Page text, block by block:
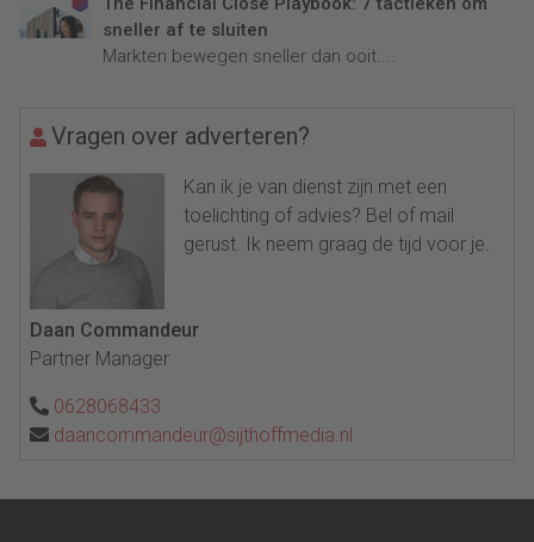
sneller af te sluiten
Markten bewegen sneller dan ooit....
Vragen over adverteren?
Kan ik je van dienst zijn met een
toelichting of advies? Bel of mail
gerust. Ik neem graag de tijd voor je.
Daan Commandeur
Partner Manager
0628068433
daancommandeur@sijthoffmedia.nl